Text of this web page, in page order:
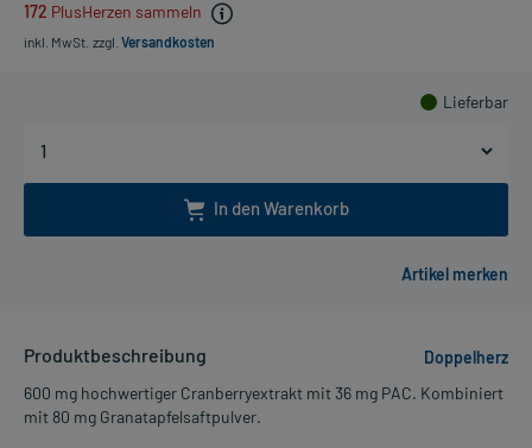
172 PlusHerzen sammeln
inkl. MwSt. zzgl. Versandkosten
Lieferbar
In den Warenkorb
Produktbeschreibung
Doppelherz
600 mg hochwertiger Cranberryextrakt mit 36 mg PAC. Kombiniert
mit 80 mg Granatapfelsaftpulver.